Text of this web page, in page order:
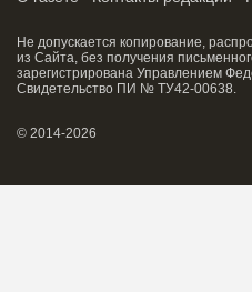
Не допускается копирование,
из Сайта, без получения
зарегистрирована Управлением
Свидетельство ПИ № ТУ42-00638.
© 2014-2026